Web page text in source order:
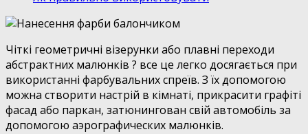
Чіткі геометричні візерунки або плавні переходи
абстрактних малюнків ? все це легко досягається при
використанні фарбувальних спреїв. З їх допомогою
можна створити настрій в кімнаті, прикрасити графіті
фасад або паркан, затюнингован свій автомобіль за
допомогою аэрографических малюнків.